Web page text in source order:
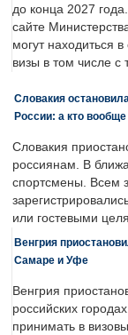
до конца 2027
сайте
могут находиться
визы в том числе с
Словакия
России: а кто
Словакия
россиянам. В
спортсмены. Всем
или гостевыми
Венгрия
Самаре и Уфе
Венгрия
российских
принимать в